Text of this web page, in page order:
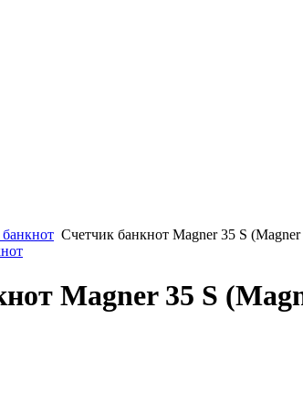
Счетчик банкнот Magner 35 S (Magner
Magner 35 S